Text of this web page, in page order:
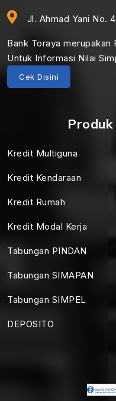
Jl. Ahmad Yani No.
Bank Toraya merupakan
Untuk Informasi Nilai
Cek Disini
Kredit Multiguna
Kredit Kendaraan
Kredit Rumah
Kredit Modal Kerja
Tabungan PINDAN
Tabungan SIMAPAN
Tabungan SIMPEL
DEPOSITO